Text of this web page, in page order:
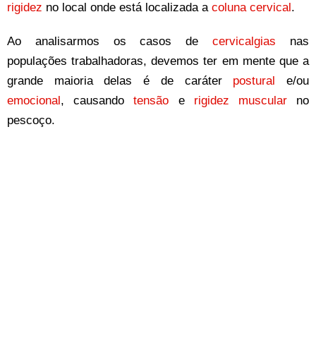
rigidez no local onde está localizada a coluna cervical.
Ao analisarmos os casos decervicalgias nas
populações trabalhadoras, devemos ter em mente que a
grande maioria delas é de caráter postural e/ou
emocional, causandotensão e rigidez muscularno
pescoço.